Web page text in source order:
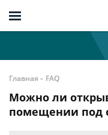
Главная - FAQ
Можно ли
помещении под